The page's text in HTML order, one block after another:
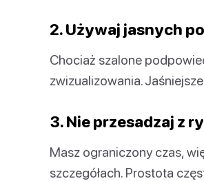
2. Używaj jasnych
Chociaż szalone
zwizualizowania.
3. Nie przesadzaj z
Masz ograniczony czas,
szczegółach. Prostota